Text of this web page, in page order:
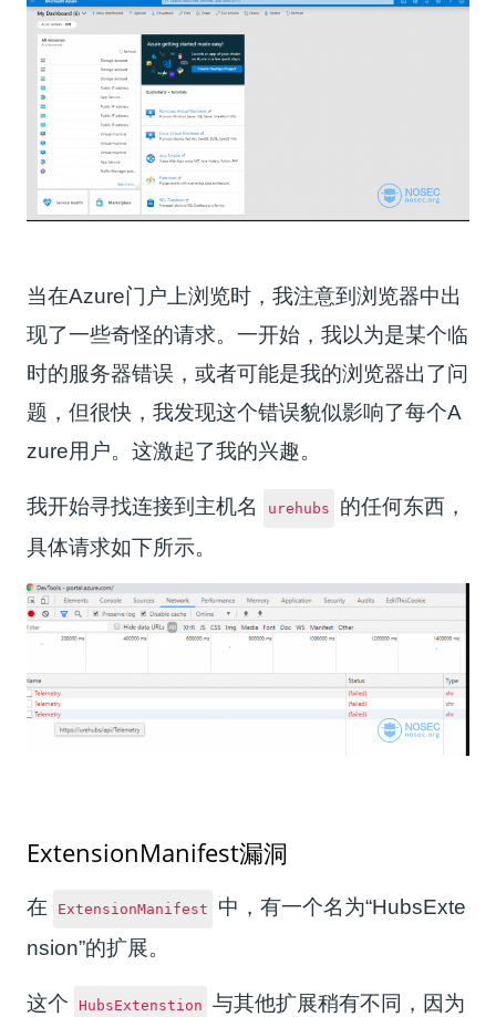
当在Azure门户上浏览时，我注意到浏览器中出
现了一些奇怪的请求。一开始，我以为是某个临
时的服务器错误，或者可能是我的浏览器出了问
题，但很快，我发现这个错误貌似影响了每个A
zure用户。这激起了我的兴趣。
我开始寻找连接到主机名 urehubs
的任何东西，
具体请求如下所示。
ExtensionManifest漏洞
在 ExtensionManifest
中，有一个名为“HubsExte
nsion”的扩展。
这个 HubsExtenstion
与其他扩展稍有不同，因为